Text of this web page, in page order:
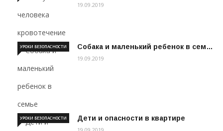
19.09.2019
Собака и маленький ребенок в сем…
УРОКИ БЕЗОПАСНОСТИ
19.09.2019
Дети и опасности в квартире
УРОКИ БЕЗОПАСНОСТИ